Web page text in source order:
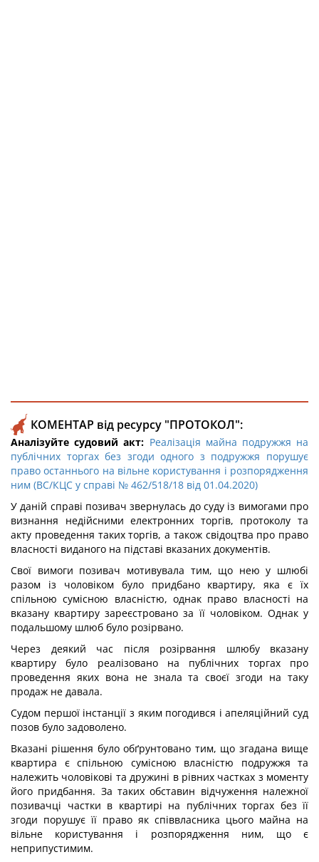
КОМЕНТАР від ресурсу "ПРОТОКОЛ":
Аналізуйте судовий акт: Реалізація майна подружжя на
публічних торгах без згоди одного з подружжя порушує
право останнього на вільне користування і розпорядження
ним (ВС/КЦС у справі № 462/518/18 від 01.04.2020)
У даній справі позивач звернулась до суду із вимогами про
визнання недійсними електронних торгів, протоколу та
акту проведення таких торгів, а також свідоцтва про право
власності виданого на підставі вказаних документів.
Свої вимоги позивач мотивувала тим, що нею у шлюбі
разом із чоловіком було придбано квартиру, яка є їх
спільною сумісною власністю, однак право власності на
вказану квартиру зареєстровано за її чоловіком. Однак у
подальшому шлюб було розірвано.
Через деякий час після розірвання шлюбу вказану
квартиру було реалізовано на публічних торгах про
проведення яких вона не знала та своєї згоди на таку
продаж не давала.
Судом першої інстанції з яким погодився і апеляційний суд
позов було задоволено.
Вказані рішення було обґрунтовано тим, що згадана вище
квартира є спільною сумісною власністю подружжя та
належить чоловікові та дружині в рівних частках з моменту
його придбання. За таких обставин відчуження належної
позивачці частки в квартирі на публічних торгах без її
згоди порушує її право як співвласника цього майна на
вільне користування і розпорядження ним, що є
неприпустимим.